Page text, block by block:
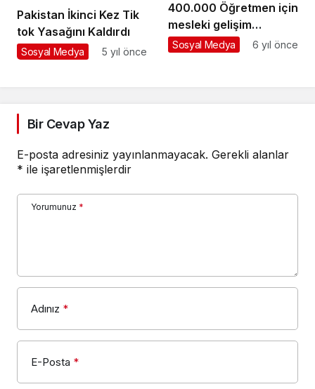
Pakistan İkinci Kez Tik
tok Yasağını Kaldırdı
Sosyal Medya 5 yıl önce
400.000 Öğretmen için
mesleki gelişim
programları başlıyor
Sosyal Medya 6 yıl önce
Bir Cevap Yaz
E-posta adresiniz yayınlanmayacak. Gerekli alanlar
* ile işaretlenmişlerdir
Yorumunuz *
Adınız *
E-Posta *